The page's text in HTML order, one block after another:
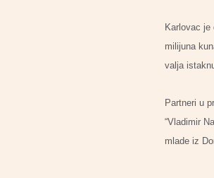
Karlovac je
milijuna
valja
Partneri u
“Vladimir
mlade iz